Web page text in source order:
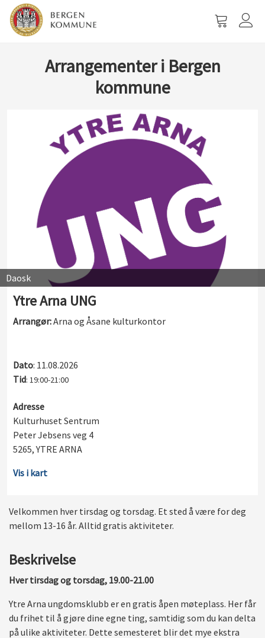
Arrangementer i Bergen
kommune
Daosk
Ytre Arna UNG
Arrangør:Arna og Åsane kulturkontor
Dato: 11.08.2026
Tid: 19:00-21:00
Adresse
Kulturhuset Sentrum
Peter Jebsens veg 4
5265, YTRE ARNA
Vis i kart
Velkommen hver tirsdag og torsdag. Et sted å være for deg
mellom 13-16 år. Alltid gratis aktiviteter.
Beskrivelse
Hver tirsdag og torsdag, 19.00-21.00
Ytre Arna ungdomsklubb er en gratis åpen møteplass. Her får
du frihet til å gjøre dine egne ting, samtidig som du kan delta
på ulike aktiviteter. Dette semesteret blir det mye ekstra